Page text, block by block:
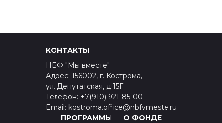
КОНТАКТЫ
НБФ "Мы вместе"
Адрес: 156002, г. Кострома,
ул. Депутатская, д 15Г
Телефон: +7(910) 921-85-00
Email: kostroma.office@nbfvmeste.ru
ПРОГРАММЫ
О ФОНДЕ